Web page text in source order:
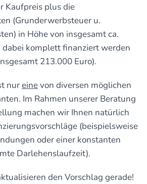
Kaufpreis plus die
(Grunderwerbsteuer u.
in Höhe von insgesamt ca.
dabei komplett finanziert werden
213.000 Euro).
nureinevon diversen möglichen
Im Rahmen unserer Beratung
machen wir Ihnen natürlich
(beispielsweise
oder einer konstanten
Darlehenslaufzeit).
den Vorschlag gerade!